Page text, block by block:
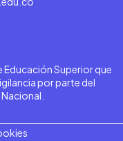
Educación Superior que
por parte del